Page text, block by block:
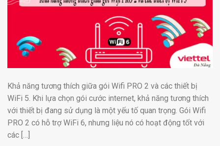
Khả năng tương thích giữa gói Wifi PRO 2 và các thiết bị
WiFi 5. Khi lựa chọn gói cước internet, khả năng tương thích
với thiết bị đang sử dụng là một yếu tố quan trọng. Gói Wifi
PRO 2 có hỗ trợ WiFi 6, nhưng liệu nó có hoạt động tốt với
các […]